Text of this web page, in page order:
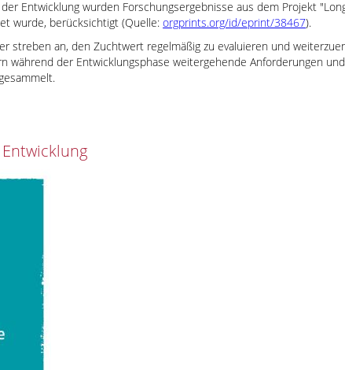
Entwicklung wurden Forschungsergebnisse aus dem Projekt
wurde, berücksichtigt (Quelle:orgprints.org/id/eprint/38467).
streben an, den Zuchtwert regelmäßig zu evaluieren und
während der Entwicklungsphase weitergehende Anforderungen